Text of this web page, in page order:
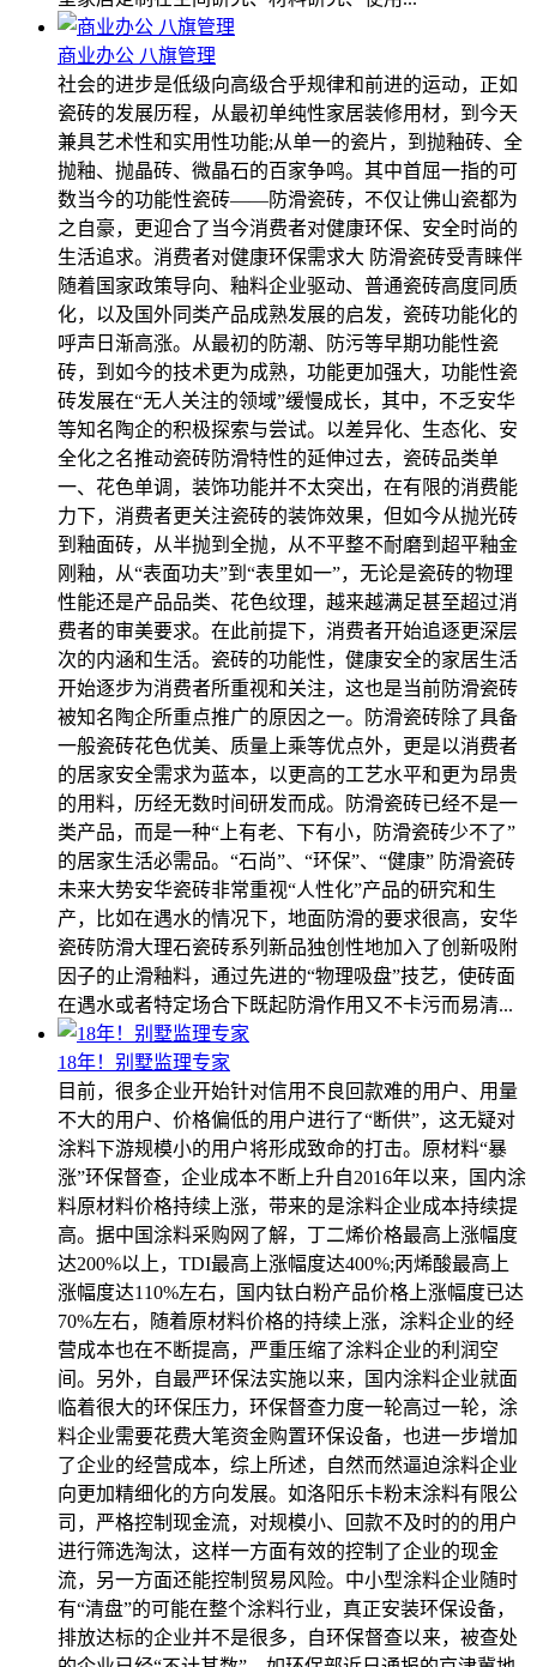
商业办公 八旗管理
社会的进步是低级向高级合乎规律和前进的运动，正如
瓷砖的发展历程，从最初单纯性家居装修用材，到今天
兼具艺术性和实用性功能;从单一的瓷片，到抛釉砖、全
抛釉、抛晶砖、微晶石的百家争鸣。其中首屈一指的可
数当今的功能性瓷砖——防滑瓷砖，不仅让佛山瓷都为
之自豪，更迎合了当今消费者对健康环保、安全时尚的
生活追求。消费者对健康环保需求大 防滑瓷砖受青睐伴
随着国家政策导向、釉料企业驱动、普通瓷砖高度同质
化，以及国外同类产品成熟发展的启发，瓷砖功能化的
呼声日渐高涨。从最初的防潮、防污等早期功能性瓷
砖，到如今的技术更为成熟，功能更加强大，功能性瓷
砖发展在“无人关注的领域”缓慢成长，其中，不乏安华
等知名陶企的积极探索与尝试。以差异化、生态化、安
全化之名推动瓷砖防滑特性的延伸过去，瓷砖品类单
一、花色单调，装饰功能并不太突出，在有限的消费能
力下，消费者更关注瓷砖的装饰效果，但如今从抛光砖
到釉面砖，从半抛到全抛，从不平整不耐磨到超平釉金
刚釉，从“表面功夫”到“表里如一”，无论是瓷砖的物理
性能还是产品品类、花色纹理，越来越满足甚至超过消
费者的审美要求。在此前提下，消费者开始追逐更深层
次的内涵和生活。瓷砖的功能性，健康安全的家居生活
开始逐步为消费者所重视和关注，这也是当前防滑瓷砖
被知名陶企所重点推广的原因之一。防滑瓷砖除了具备
一般瓷砖花色优美、质量上乘等优点外，更是以消费者
的居家安全需求为蓝本，以更高的工艺水平和更为昂贵
的用料，历经无数时间研发而成。防滑瓷砖已经不是一
类产品，而是一种“上有老、下有小，防滑瓷砖少不了”
的居家生活必需品。“石尚”、“环保”、“健康” 防滑瓷砖
未来大势安华瓷砖非常重视“人性化”产品的研究和生
产，比如在遇水的情况下，地面防滑的要求很高，安华
瓷砖防滑大理石瓷砖系列新品独创性地加入了创新吸附
因子的止滑釉料，通过先进的“物理吸盘”技艺，使砖面
在遇水或者特定场合下既起防滑作用又不卡污而易清...
18年！别墅监理专家
目前，很多企业开始针对信用不良回款难的用户、用量
不大的用户、价格偏低的用户进行了“断供”，这无疑对
涂料下游规模小的用户将形成致命的打击。原材料“暴
涨”环保督查，企业成本不断上升自2016年以来，国内涂
料原材料价格持续上涨，带来的是涂料企业成本持续提
高。据中国涂料采购网了解，丁二烯价格最高上涨幅度
达200%以上，TDI最高上涨幅度达400%;丙烯酸最高上
涨幅度达110%左右，国内钛白粉产品价格上涨幅度已达
70%左右，随着原材料价格的持续上涨，涂料企业的经
营成本也在不断提高，严重压缩了涂料企业的利润空
间。另外，自最严环保法实施以来，国内涂料企业就面
临着很大的环保压力，环保督查力度一轮高过一轮，涂
料企业需要花费大笔资金购置环保设备，也进一步增加
了企业的经营成本，综上所述，自然而然逼迫涂料企业
向更加精细化的方向发展。如洛阳乐卡粉末涂料有限公
司，严格控制现金流，对规模小、回款不及时的的用户
进行筛选淘汰，这样一方面有效的控制了企业的现金
流，另一方面还能控制贸易风险。中小型涂料企业随时
有“清盘”的可能在整个涂料行业，真正安装环保设备，
排放达标的企业并不是很多，自环保督查以来，被查处